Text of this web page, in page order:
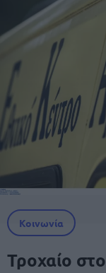
Κοινωνία
Τροχαίο